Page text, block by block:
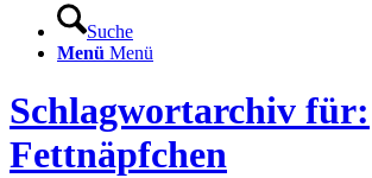
Suche
Menü Menü
Schlagwortarchiv für:
Fettnäpfchen